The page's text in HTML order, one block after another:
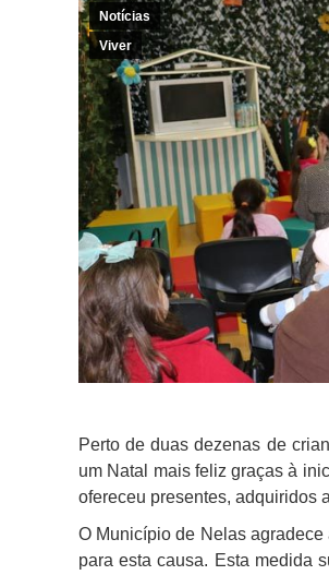
Notícias
Viver
Perto de duas dezenas de
um Natal mais feliz graças à
ofereceu presentes, adquiridos
O Município de Nelas
para esta causa. Esta medida